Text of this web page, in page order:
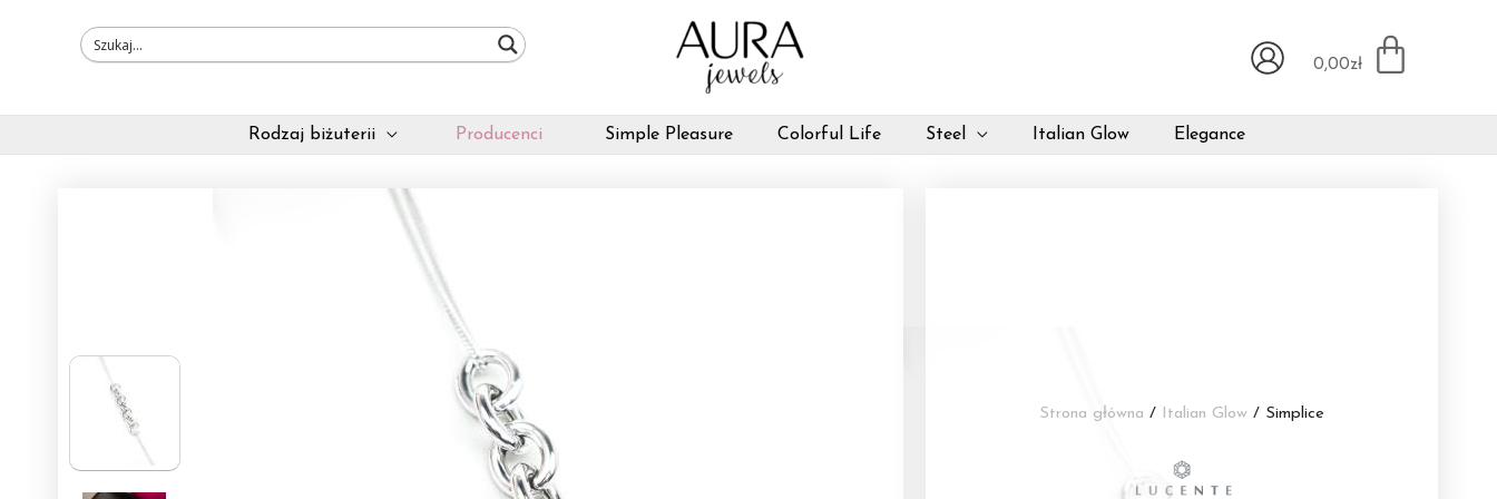
0,00zł
Rodzaj biżuterii Producenci Simple Pleasure Colorful Life Steel Italian Glow Elegance
Strona główna / Italian Glow/ Simplice